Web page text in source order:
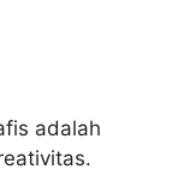
adalah